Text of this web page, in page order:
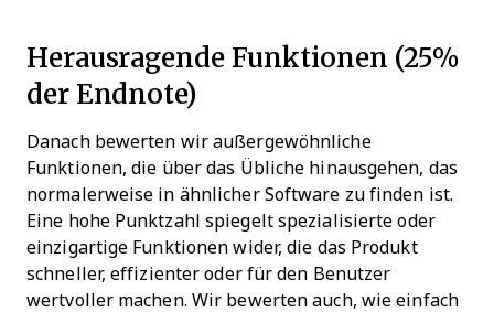
Herausragende Funktionen (25%
der Endnote)
Danach bewerten wir außergewöhnliche
Funktionen, die über das Übliche hinausgehen, das
normalerweise in ähnlicher Software zu finden ist.
Eine hohe Punktzahl spiegelt spezialisierte oder
einzigartige Funktionen wider, die das Produkt
schneller, effizienter oder für den Benutzer
wertvoller machen. Wir bewerten auch, wie einfach